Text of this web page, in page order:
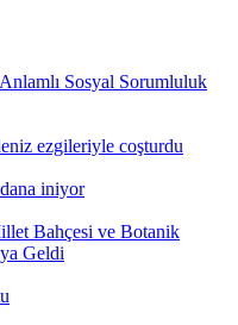
Sosyal Sorumluluk
ezgileriyle coşturdu
iniyor
Bahçesi ve Botanik
Geldi